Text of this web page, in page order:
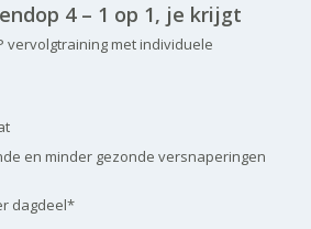
4 – 1 op 1, je krijgt
vervolgtraining met individuele
en minder gezonde versnaperingen
dagdeel*